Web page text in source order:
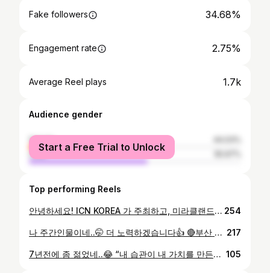
Fake followers 34.68%
Engagement rate 2.75%
Average Reel plays 1.7k
Audience gender
female
male
Start a Free Trial to Unlock
Top performing Reels
안녕하세요! ICN KOREA 가 주최하고, 미라클랜드 휘트니스가 주관하고, 오케이피트니스가 참여하는! ICN 코리안리그 대회 개최 소식을 알려드립니다! ​ ■ 2025 ICN 코리안리그 대회 개최 요강 ■ ​ A. 대 회 명 : 2025 ICN KOREAN LEAGUE NATURAL CHAMPIONSHIP B. 일 시 : ​2025년 5월 24일(토요일) C. 장 소 : 부산 영산대학교 해운대캠퍼스 성심오디토리움 D. 주 소 : 부산 해운대구 반송순환로 142 M동 1층 E . 주관∙주최 : ICN KOREA / 미라클랜드 휘트니스 ​ ■ 2025 ICN 코리안리그 대회 참가 자격 ■ ​ 2025 ICN KOREAN LEAGUE NATURAL CHAMPIONSHIP은 세계적인 내추럴 단체 ICN 소속 ICN KOREA가 주관하는 지역대회로서 퍼스트타이머(생애 첫대회)부터 프로카드를 획득할수있는 대회입니다. 대회 경험이 없는 일반인부터 엘리트선수까지 누구나 참여 가능합니다. ​ ICN 코리안리그 타이틀 대회는 부산에 처음으로 열리는 내추럴 보디빌딩 챔피언쉽입니다. ​ 내추럴 선수로서 정정당당하게 경쟁하고 출전 종목에서 입상부터 프로카드까지 획득 할 수 있는 ​ ICN 코리안리그 대회에 많은 참여 부탁드립니다 ​ 2025. 02. 24 (월) 대회에 참가할수 있는 접수창이 열렸습니다! ​ ↓ 홈페이지 클릭 ↓ ICN KOREA - www.icnkorea.co.kr ICN 코리안리그 상세 개최 요강을 확인하시고 등록 바랍니다. ​ 감사합니다. #icn #icnkorea #오케이피트니스 #연산동헬스장 #연산동헬스 #부산시청헬스장 #부산시청피티 #부산시청pt #연산동피티 #연산동pt 254
나 주간인물이네..🤭 더 노력하겠습니다👍 🔴부산 대표 헬스&개인PT 전문 #OK피트니스 #오케이피트니스 #okfitness ☑️22년 마지막 전지점 할인이벤트! ✔️이벤트 기간 : ~12월31일(선착순 50명) 🔘시설가격(vat별도) ▫️1개월 11만원->9만원 ▫️2개월 20만원->17만원 ▫️3개월 26만원->21만원 🔘개인레슨 선착순👇 ▫️개인PT 최저가4만원 ★이벤트의 자세한 문의는 카카오채널”OK피트니스” / 인스타DM 통해 해당지점 예약상담 가능하십니다★ 다가오는 23년에도 최고의 서비스를 제공하기 위해 열심히 움직이는 OK피트니스가 되겠습니다. ▶부산 대표 OK피트니스 전지점 직영(연중무휴) ➡️수영점 : 수영로 741번길 12 현대상가 B1 ➡️범천점 : 부산진구 신암로9 범천빌딩 3층 ➡️김해점 : 삼계동 굿타임빌딩 7층 ➡️영도점 : 동삼동 와치로252 선프라자 B1 ➡️구포점 : 구포동 1091 벽성빌딩 3층 ➡️대신점 : 구덕로 317-1 홈플익스프레스 4층 ➡️광안점 : 민락동 씨랜드활어센터 4층 ➡️당감점 : 당감동 300-1 앨리움메디컬 8층 ➡️9호점 23년 1월 오픈예정 #부산헬스장 #부산피티 #개인피티 #연중무휴헬스장 #수영구헬스장#부산진구헬스장#영도구헬스장#구포동헬스장#대신동헬스장#광안리헬스장#당감동헬스장 217
7년전에 좀 젊었네..😂 “내 습관이 내 가치를 만든다” 라는 생각을 가지고 움직였던 나날들👏 더 큰 그림을 그리기 위해 준비했던 과거👊 앞으로 더욱 나은 습관으로 한단계 더 도약하기 위해 현재 시간도 헛되이 보내지 말기 🟡부산 대표 피트니스 브랜드 "OK피트니스"🟡 🔴울산 북구 송정동 300평 규모 7월 중 오픈🔴 🔵울산 북구 송정동 300평 규모 7월 중 오픈🔵 ⚪️울산 북구 송정동 300평 규모 7월 중 오픈⚪️ ▶ 부산 NO.1 대표 피트니스 전지점 직영 #수영점 : 헬스•PT 300평 #범천점 : 헬스•PT•줌바•요가•기구필라 500평 #김해점 : 헬스•PT 300평 #영도1호점 : 헬스•PT 200평 #구남점 : 헬스•PT 150평 #대신점 : 헬스•PT 200평 #광안점 : 헬스•PT 300평 #당감점 : 헬스•PT 300평 #초량점 : 헬스•PT•기구필라 300평 #영도2호점 : 헬스•PT 150평 #울산 송정점 : 헬스•PT 300평 항상 최고의 서비스를 제공하기 위해 움직이는 오케이피트니스 입니다. ▼ 오케이 피트니스 둘러보기 ▼ ※ 네이버블로그 https://m.blog.naver.com/ok-fitness ※ 인스타그램 https://www.instagram.com/okfitness_kr ▼샵어패럴 10% 할인▼ 할인코드 : ok2023 https://m.sharpapr.com/ 105